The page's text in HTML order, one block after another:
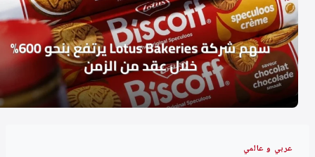
عربي و عالمي